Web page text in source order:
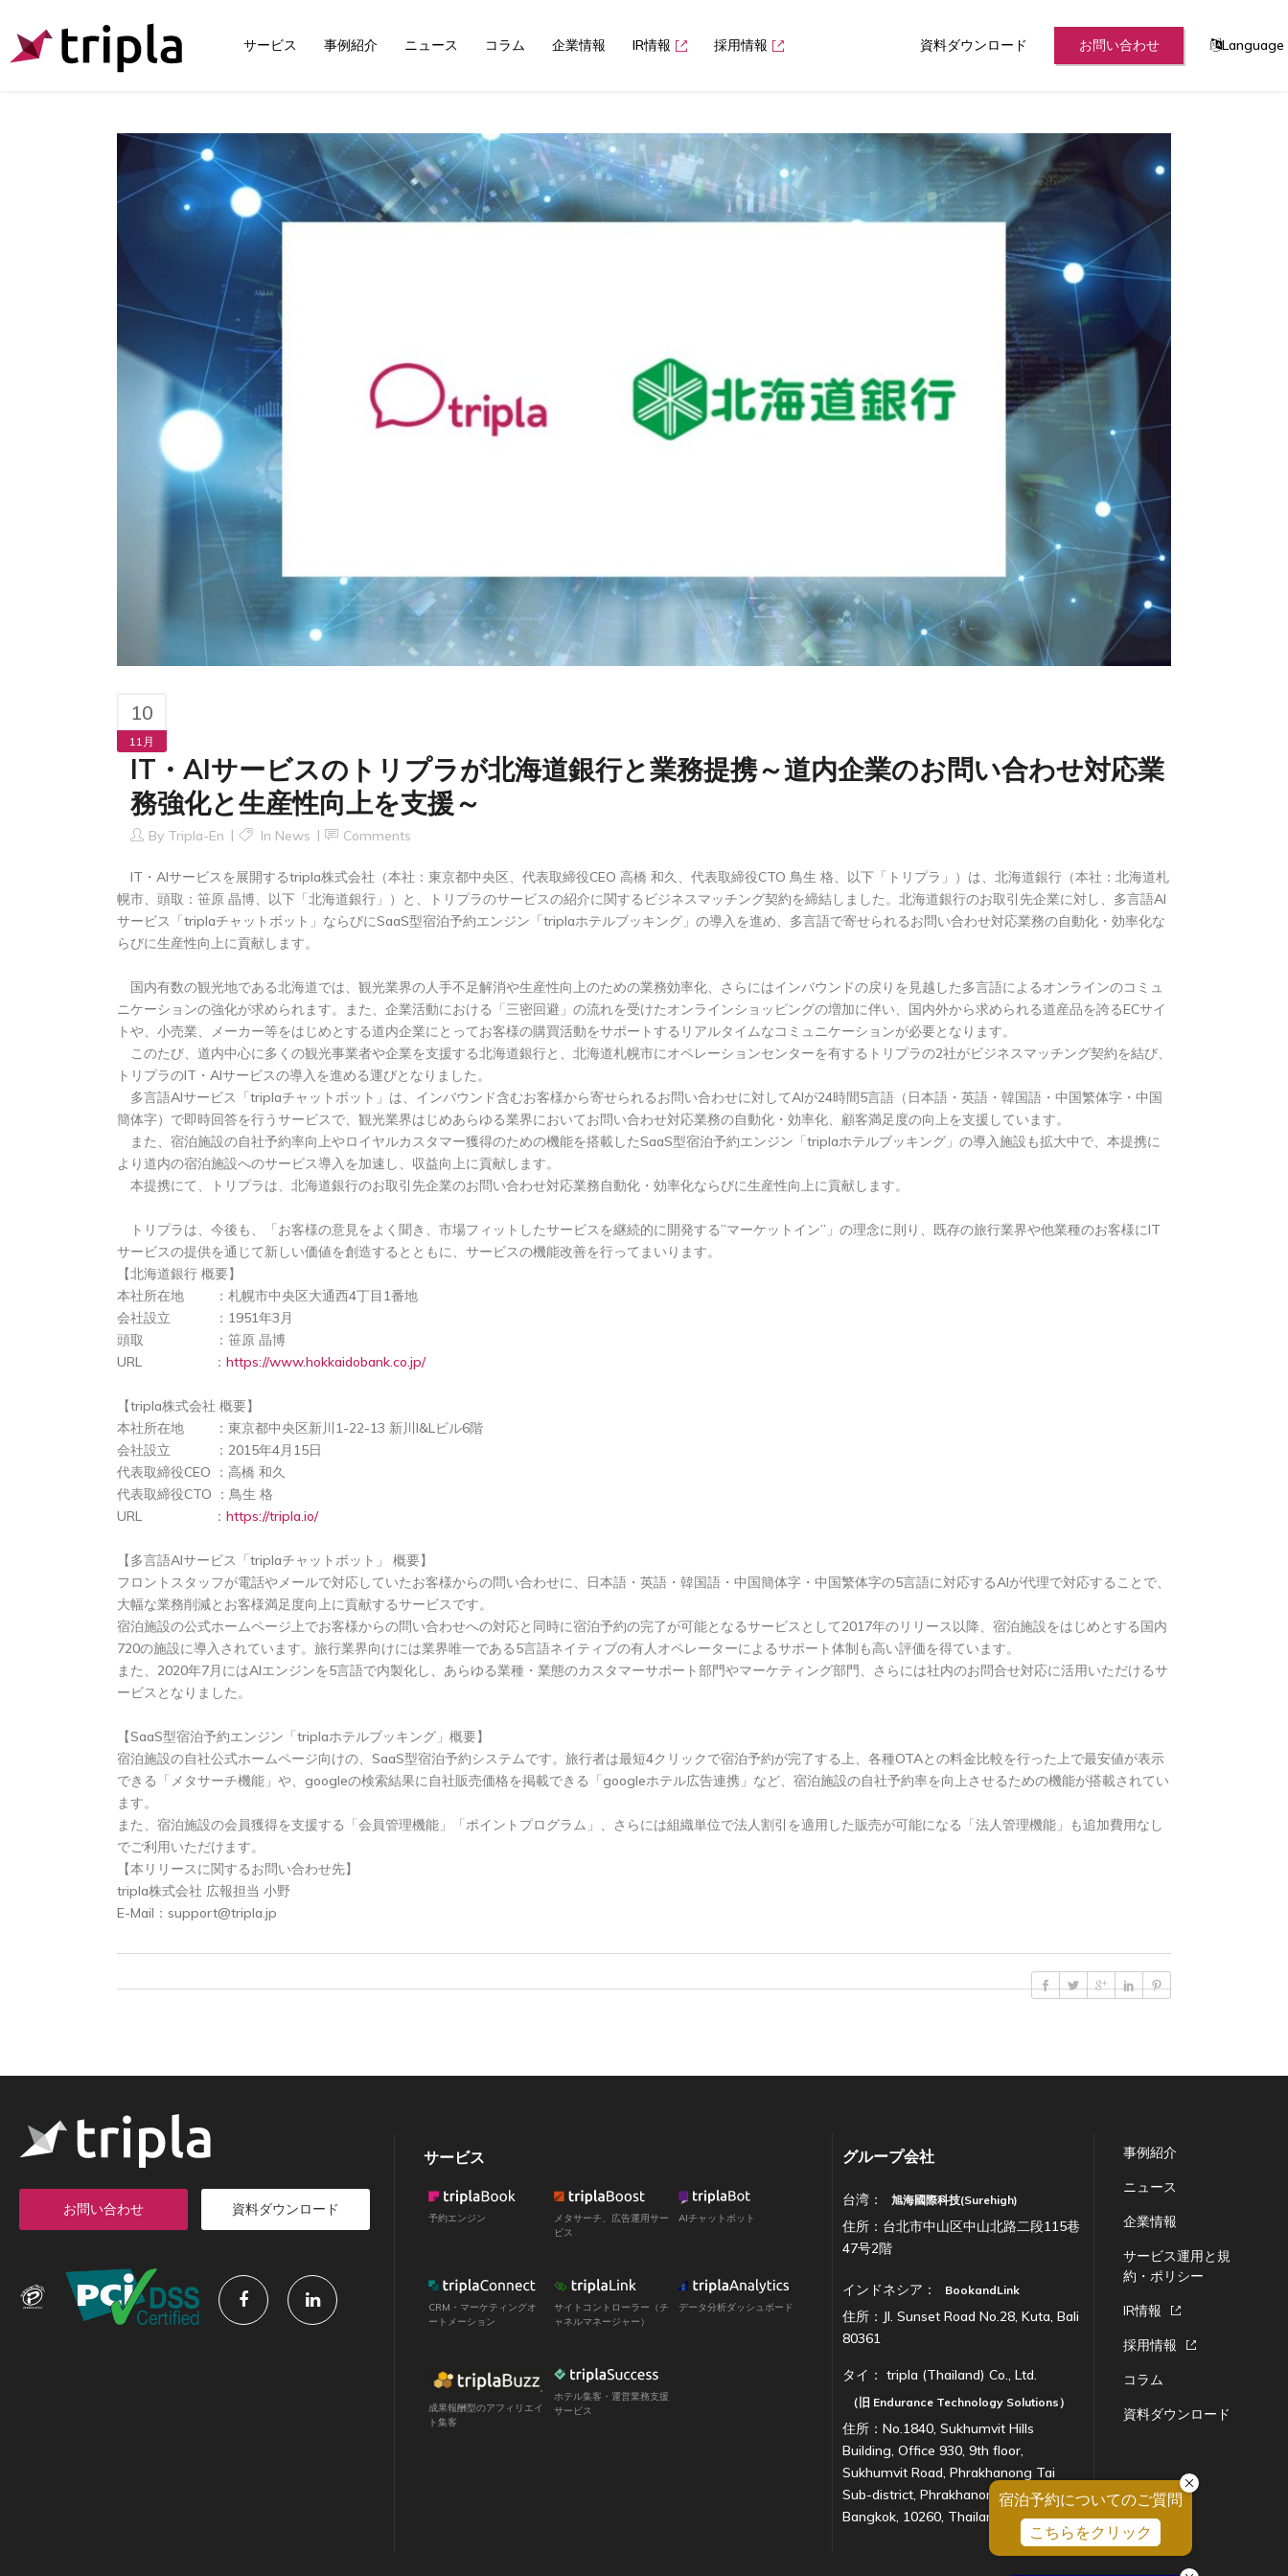
サービス 事例紹介 ニュース コラム 企業情報 IR情報 採用情報 資料ダウンロード お問い合わせ Language
10
11月
IT・AIサービスのトリプラが北海道銀行と業務提携～道内企業のお問い合わせ対応業
務強化と生産性向上を支援～
By Tripla-En In News Comments
IT・AIサービスを展開するtripla株式会社（本社：東京都中央区、代表取締役CEO 高橋 和久、代表取締役CTO 鳥生 格、以下「トリプラ」）は、北海道銀行（本社：北海道札
幌市、頭取：笹原 晶博、以下「北海道銀行」）と、トリプラのサービスの紹介に関するビジネスマッチング契約を締結しました。北海道銀行のお取引先企業に対し、多言語AI
サービス「triplaチャットボット」ならびにSaaS型宿泊予約エンジン「triplaホテルブッキング」の導入を進め、多言語で寄せられるお問い合わせ対応業務の自動化・効率化な
らびに生産性向上に貢献します。
国内有数の観光地である北海道では、観光業界の人手不足解消や生産性向上のための業務効率化、さらにはインバウンドの戻りを見越した多言語によるオンラインのコミュ
ニケーションの強化が求められます。また、企業活動における「三密回避」の流れを受けたオンラインショッピングの増加に伴い、国内外から求められる道産品を誇るECサイ
トや、小売業、メーカー等をはじめとする道内企業にとってお客様の購買活動をサポートするリアルタイムなコミュニケーションが必要となります。
このたび、道内中心に多くの観光事業者や企業を支援する北海道銀行と、北海道札幌市にオペレーションセンターを有するトリプラの2社がビジネスマッチング契約を結び、
トリプラのIT・AIサービスの導入を進める運びとなりました。
多言語AIサービス「triplaチャットボット」は、インバウンド含むお客様から寄せられるお問い合わせに対してAIが24時間5言語（日本語・英語・韓国語・中国繁体字・中国
簡体字）で即時回答を行うサービスで、観光業界はじめあらゆる業界においてお問い合わせ対応業務の自動化・効率化、顧客満足度の向上を支援しています。
また、宿泊施設の自社予約率向上やロイヤルカスタマー獲得のための機能を搭載したSaaS型宿泊予約エンジン「triplaホテルブッキング」の導入施設も拡大中で、本提携に
より道内の宿泊施設へのサービス導入を加速し、収益向上に貢献します。
本提携にて、トリプラは、北海道銀行のお取引先企業のお問い合わせ対応業務自動化・効率化ならびに生産性向上に貢献します。
トリプラは、今後も、「お客様の意見をよく聞き、市場フィットしたサービスを継続的に開発する”マーケットイン”」の理念に則り、既存の旅行業界や他業種のお客様にIT
サービスの提供を通じて新しい価値を創造するとともに、サービスの機能改善を行ってまいります。
【北海道銀行 概要】
本社所在地 ：札幌市中央区大通西4丁目1番地
会社設立 ：1951年3月
頭取 ：笹原 晶博
URL ： https://www.hokkaidobank.co.jp/
【tripla株式会社 概要】
本社所在地 ：東京都中央区新川1-22-13 新川I&Lビル6階
会社設立 ：2015年4月15日
代表取締役CEO ：高橋 和久
代表取締役CTO ：鳥生 格
URL ： https://tripla.io/
【多言語AIサービス「triplaチャットボット」 概要】
フロントスタッフが電話やメールで対応していたお客様からの問い合わせに、日本語・英語・韓国語・中国簡体字・中国繁体字の5言語に対応するAIが代理で対応することで、
大幅な業務削減とお客様満足度向上に貢献するサービスです。
宿泊施設の公式ホームページ上でお客様からの問い合わせへの対応と同時に宿泊予約の完了が可能となるサービスとして2017年のリリース以降、宿泊施設をはじめとする国内
720の施設に導入されています。旅行業界向けには業界唯一である5言語ネイティブの有人オペレーターによるサポート体制も高い評価を得ています。
また、2020年7月にはAIエンジンを5言語で内製化し、あらゆる業種・業態のカスタマーサポート部門やマーケティング部門、さらには社内のお問合せ対応に活用いただけるサ
ービスとなりました。
【SaaS型宿泊予約エンジン「triplaホテルブッキング」概要】
宿泊施設の自社公式ホームページ向けの、SaaS型宿泊予約システムです。旅行者は最短4クリックで宿泊予約が完了する上、各種OTAとの料金比較を行った上で最安値が表示
できる「メタサーチ機能」や、googleの検索結果に自社販売価格を掲載できる「googleホテル広告連携」など、宿泊施設の自社予約率を向上させるための機能が搭載されてい
ます。
また、宿泊施設の会員獲得を支援する「会員管理機能」「ポイントプログラム」、さらには組織単位で法人割引を適用した販売が可能になる「法人管理機能」も追加費用なし
でご利用いただけます。
【本リリースに関するお問い合わせ先】
tripla株式会社 広報担当 小野
E-Mail： support@tripla.jp
お問い合わせ 資料ダウンロード
サービス
予約エンジン
メタサーチ、広告運用サー
ビス
AIチャットボット
CRM・マーケティングオ
ートメーション
サイトコントローラー（チ
ャネルマネージャー）
データ分析ダッシュボード
成果報酬型のアフィリエイ
ト集客
ホテル集客・運営業務支援
サービス
グループ会社
台湾： 旭海國際科技(Surehigh)
住所：台北市中山区中山北路二段115巷
47号2階
インドネシア： BookandLink
住所：Jl. Sunset Road No.28, Kuta, Bali
80361
タイ： tripla (Thailand) Co., Ltd.
（旧 Endurance Technology Solutions ）
住所：No.1840, Sukhumvit Hills
Building, Office 930, 9th floor,
Sukhumvit Road, Phrakhanong Tai
Sub-district, Phrakhanong District,
Bangkok, 10260, Thailand.
事例紹介
ニュース
企業情報
サービス運用と規
約・ポリシー
IR情報
採用情報
コラム
資料ダウンロード